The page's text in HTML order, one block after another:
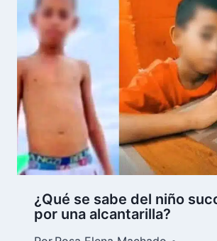
¿Qué se sabe del niño
por una alcantarilla?